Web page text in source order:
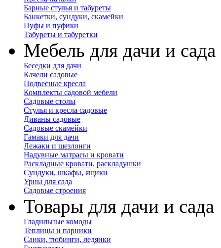
Барные стулья и табуреты
Банкетки, сундуки, скамейки
Пуфы и пуфики
Табуреты и табуретки
Мебель для дачи и сада
Беседки для дачи
Качели садовые
Подвесные кресла
Комплекты садовой мебели
Садовые столы
Стулья и кресла садовые
Диваны садовые
Садовые скамейки
Гамаки для дачи
Лежаки и шезлонги
Надувные матрасы и кровати
Раскладные кровати, раскладушки
Сундуки, шкафы, ящики
Урны для сада
Садовые строения
Товары для дачи и сада
Гладильные комоды
Теплицы и парники
Санки, тюбинги, ледянки